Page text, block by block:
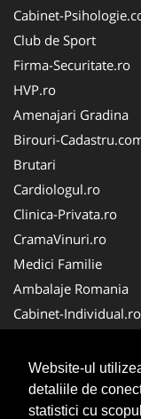
Website-ul
detaliile de
statistici cu
Cabinet-
Club de Sport
Firma-Securitate.ro
HVP.ro
Amenajari Gradina
Birouri-
Brutari
Cardiologul.ro
Clinica-Privata.ro
CramaVinuri.ro
Medici Familie
Ambalaje Romania
Cabinet-Individual.ro
CentruInchirieri.ro
Echipament
MedicAcupunctura.ro